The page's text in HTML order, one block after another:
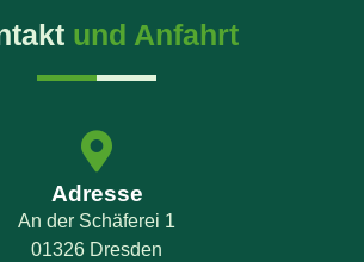
und Anfahrt
Adresse
An der Schäferei 1
01326 Dresden